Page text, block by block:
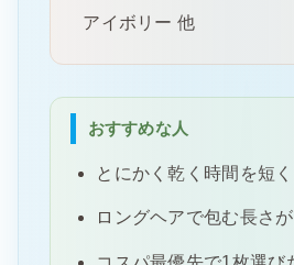
アイボリー 他
おすすめな人
とにかく乾く時間を短
ロングヘアで包む長さ